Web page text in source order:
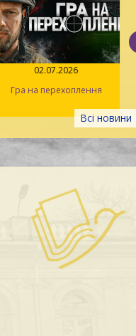
Всі новини
02.07.2026
Гра на перехоплення